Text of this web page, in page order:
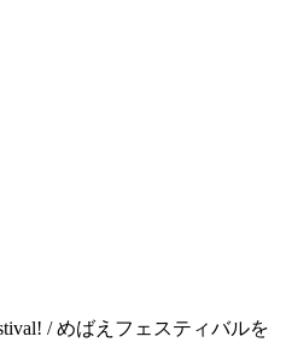
/ めばえフェスティバルを